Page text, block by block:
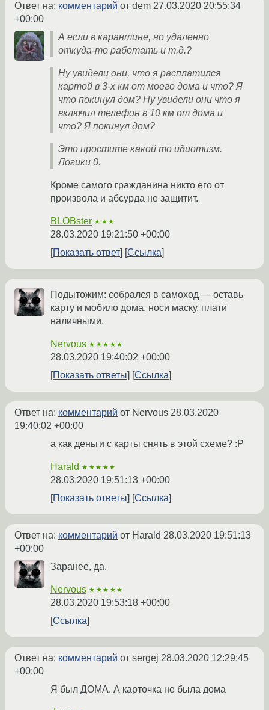
Ответ на: комментарий от dem 27.03.2020 20:55:34
+00:00
А если в карантине, но удаленно
откуда-то работать и т.д.?
Ну увидели они, что я расплатился
картой в 3-х км от моего дома и что? Я
что покинул дом? Ну увидели они что я
включил телефон в 10 км от дома и
что? Я покинул дом?
Это простите какой то идиотизм.
Логики 0.
Кроме самого гражданина никто его от
произвола и абсурда не защитит.
BLOBster ★★★
28.03.2020 19:21:50 +00:00
Показать ответ
Ссылка
Подытожим: собрался в самоход — оставь
карту и мобило дома, носи маску, плати
наличными.
Nervous ★★★★★
28.03.2020 19:40:02 +00:00
Показать ответы
Ссылка
Ответ на: комментарий от Nervous 28.03.2020
19:40:02 +00:00
а как деньги с карты снять в этой схеме? :P
Harald ★★★★★
28.03.2020 19:51:13 +00:00
Показать ответы
Ссылка
Ответ на: комментарий от Harald 28.03.2020 19:51:13
+00:00
Заранее, да.
Nervous ★★★★★
28.03.2020 19:53:18 +00:00
Ссылка
Ответ на: комментарий от sergej 28.03.2020 12:29:45
+00:00
Я был ДОМА. А карточка не была дома